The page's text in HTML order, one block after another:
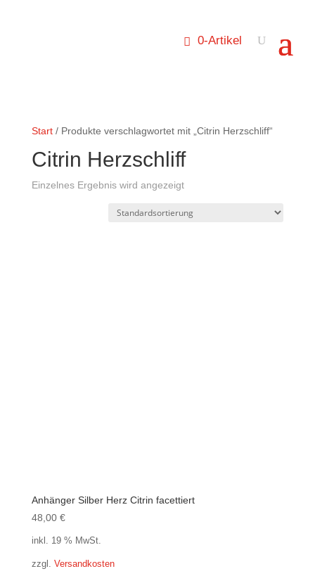
0-Artikel
Start/ Produkte verschlagwortet mit „Citrin Herzschliff“
Citrin Herzschliff
Einzelnes Ergebnis wird angezeigt
Anhänger Silber Herz Citrin facettiert
48,00 €
inkl. 19 % MwSt.
zzgl. Versandkosten